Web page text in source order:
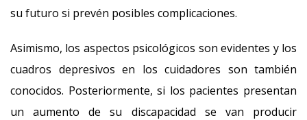
su futuro si prevén posibles complicaciones.
Asimismo, los aspectos psicológicos son evidentes y los
cuadros depresivos en los cuidadores son también
conocidos. Posteriormente, si los pacientes presentan
un aumento de su discapacidad se van producir